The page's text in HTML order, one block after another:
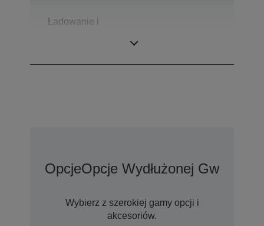
Ładowanie i
OpcjeOpcje Wydłużonej
Wybierz z szerokiej gamy opcji i
akcesoriów.